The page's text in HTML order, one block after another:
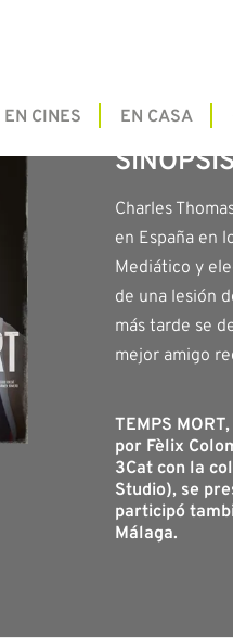
EN CINES EN CASA
Charles
en España en
Mediático y
de una lesión
más tarde se
mejor amigo
TEMPS
por Fèlix
3Cat con la
Studio), se
participó
Málaga.